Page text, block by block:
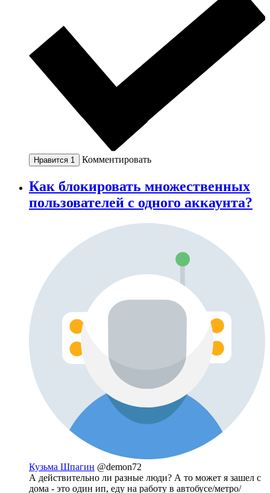
Нравится 1 Комментировать
Как блокировать множественных
пользователей с одного аккаунта?
Кузьма Шпагин @demon72
А действительно ли разные люди? А то может я зашел с
дома - это один ип, еду на работу в автобусе/метро/